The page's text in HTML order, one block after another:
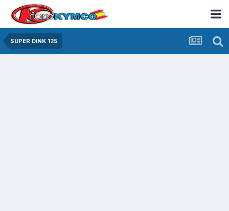
SUPER DINK 125